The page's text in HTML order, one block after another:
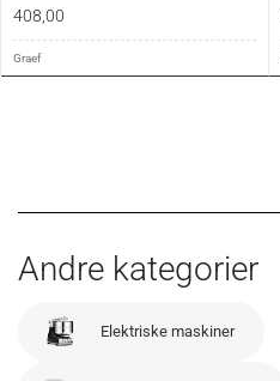
408,00
Graef
Andre kategorier
Elektriske maskiner